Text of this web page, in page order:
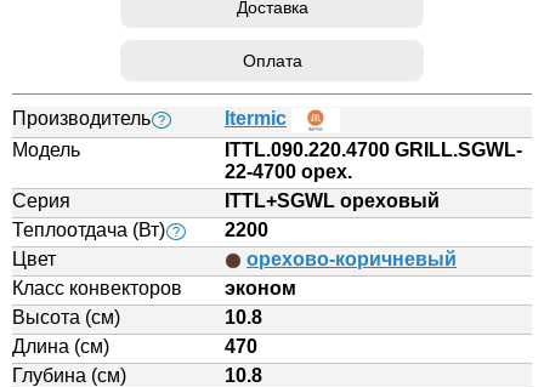
Доставка
Оплата
Производитель ?
Itermic
Модель
ITTL.090.220.4700 GRILL.SGWL-
22-4700 орех.
Серия
ITTL+SGWL ореховый
Теплоотдача (Вт) ?
2200
Цвет
орехово-коричневый
Класс конвекторов
эконом
Высота (см)
10.8
Длина (см)
470
Глубина (см)
10.8